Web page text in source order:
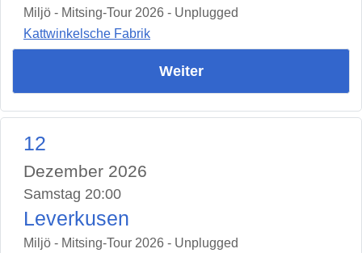
Miljö - Mitsing-Tour 2026 - Unplugged
Kattwinkelsche Fabrik
Weiter
12
Dezember 2026
Samstag 20:00
Leverkusen
Miljö - Mitsing-Tour 2026 - Unplugged